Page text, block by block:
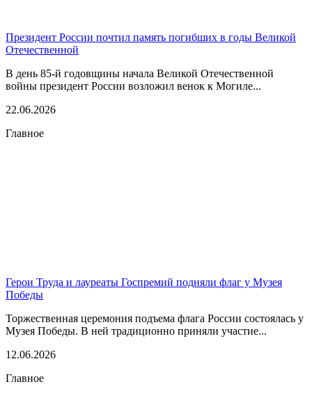
Президент России почтил память погибших в годы Великой
Отечественной
В день 85-й годовщины начала Великой Отечественной
войны президент России возложил венок к Могиле...
22.06.2026
Главное
Герои Труда и лауреаты Госпремий подняли флаг у Музея
Победы
Торжественная церемония подъема флага России состоялась у
Музея Победы. В ней традиционно приняли участие...
12.06.2026
Главное